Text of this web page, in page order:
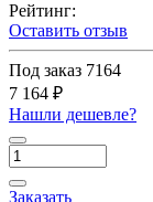
Рейтинг:
Оставить отзыв
Под заказ 7164
7 164 ₽
Нашли дешевле?
Заказать